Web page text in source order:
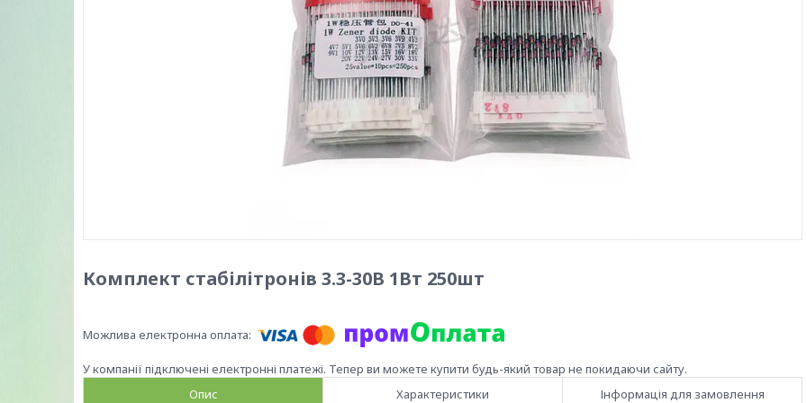
Комплект стабілітронів 3.3-30В 1Вт 250шт
У компанії підключені електронні платежі. Тепер ви можете купити будь-який товар не покидаючи сайту.
Опис
Характеристики Інформація для замовлення